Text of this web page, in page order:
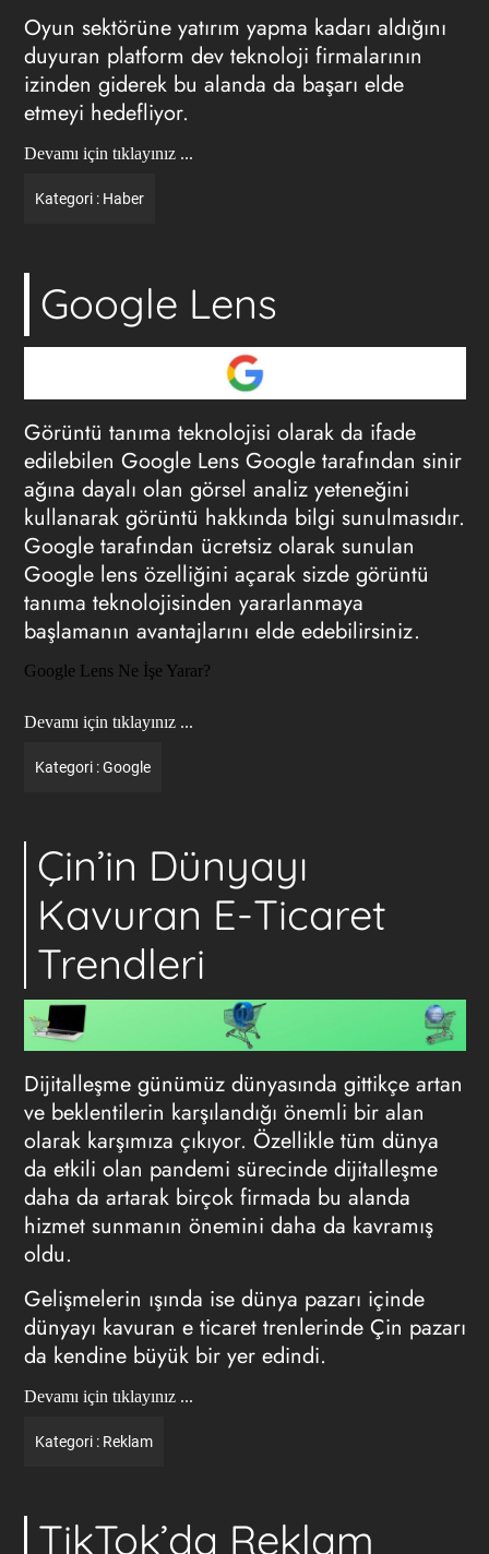
Oyun sektörüne yatırım yapma kadarı aldığını
duyuran platform dev teknoloji firmalarının
izinden giderek bu alanda da başarı elde
etmeyi hedefliyor.
Devamı için tıklayınız ...
Kategori : Haber
Google Lens
Görüntü tanıma teknolojisi olarak da ifade
edilebilen Google Lens Google tarafından sinir
ağına dayalı olan görsel analiz yeteneğini
kullanarak görüntü hakkında bilgi sunulmasıdır.
Google tarafından ücretsiz olarak sunulan
Google lens özelliğini açarak sizde görüntü
tanıma teknolojisinden yararlanmaya
başlamanın avantajlarını elde edebilirsiniz.
Google Lens Ne İşe Yarar?
Devamı için tıklayınız ...
Kategori :Google
Çin’in Dünyayı
Kavuran E-Ticaret
Trendleri
Dijitalleşme günümüz dünyasında gittikçe artan
ve beklentilerin karşılandığı önemli bir alan
olarak karşımıza çıkıyor. Özellikle tüm dünya
da etkili olan pandemi sürecinde dijitalleşme
daha da artarak birçok firmada bu alanda
hizmet sunmanın önemini daha da kavramış
oldu.
Gelişmelerin ışında ise dünya pazarı içinde
dünyayı kavuran e ticaret trenlerinde Çin pazarı
da kendine büyük bir yer edindi.
Devamı için tıklayınız ...
Kategori : Reklam
TikTok’da Reklam